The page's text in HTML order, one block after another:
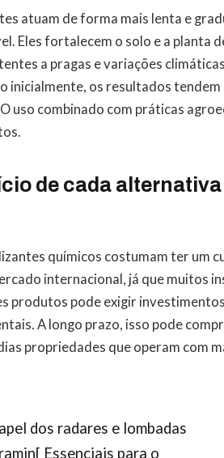
atuam de forma mais lenta e
Eles fortalecem o solo e a planta
a pragas e variações
inicialmente, os resultados tendem
uso combinado com práticas
de cada
químicos costumam ter um
internacional, já que muitos
produtos pode exigir
A longo prazo, isso pode
propriedades que operam com
dos radares e lombadas
Essenciais para o